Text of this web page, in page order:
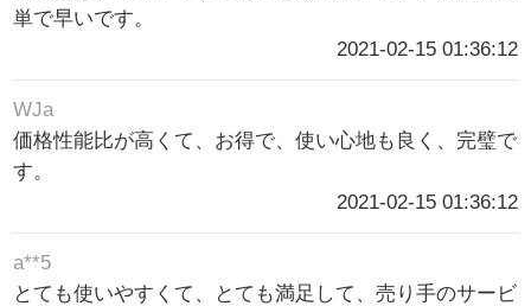
単で早いです。
2021-02-15 01:36:12
WJa
価格性能比が高くて、お得で、使い心地も良く、完璧で
す。
2021-02-15 01:36:12
a**5
とても使いやすくて、とても満足して、売り手のサービ